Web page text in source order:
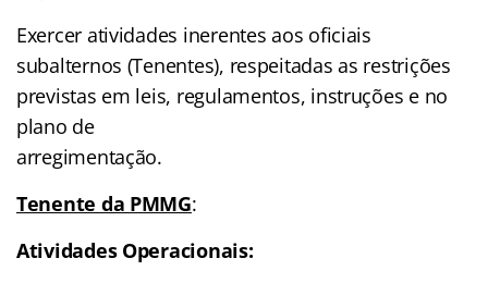
Exercer atividades inerentes aos oficiais
subalternos (Tenentes), respeitadas as restrições
previstas em leis, regulamentos, instruções e no
plano de
arregimentação.
Tenente da PMMG:
Atividades Operacionais: